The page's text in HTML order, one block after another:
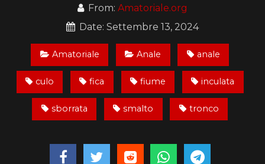
From: Amatoriale.org
Date: Settembre 13, 2024
Amatoriale Anale anale
culo fica fiume inculata
sborrata smalto tronco